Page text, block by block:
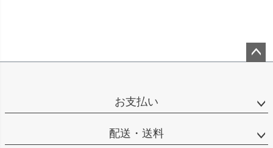
お支払い
配送・送料